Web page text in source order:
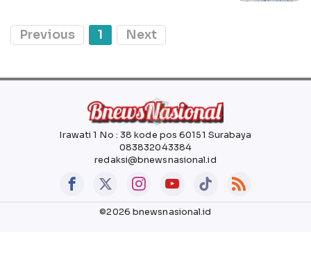
Previous 1 Next
Irawati 1 No : 38 kode pos 60151 Surabaya
083832043384
redaksi@bnewsnasional.id
©2026 bnewsnasional.id